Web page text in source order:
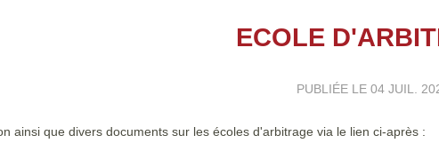
ECOLE
PUBLIÉE LE 04 JUIL.
ainsi que divers documents sur les écoles d'arbitrage via le lien ci-après :